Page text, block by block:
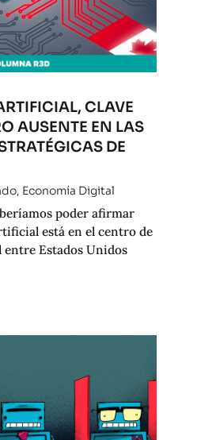
CLAVE
AUSENTE EN LAS
DE
, Economía Digital
poder afirmar
está en el centro de
Estados Unidos